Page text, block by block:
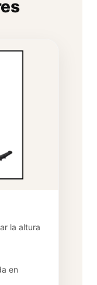
la altura
en